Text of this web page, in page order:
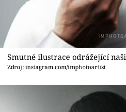
Smutné ilustrace odrážející
Zdroj: instagram.com/imphotoartist